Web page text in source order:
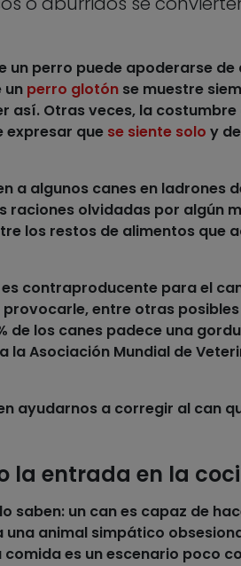
un perro puede apoderarse
un perro glotónse muestre
así. Otras veces, la
expresar que se siente solo y
a algunos canes en ladrones
raciones olvidadas por algún
los restos de alimentosque
contraproducente para el
entre otras
de los canespadece una
la Asociación Mundial de
ayudarnos a corregir al can
la entrada en la
saben: un can es capaz de
una animal simpático
comidaes un escenario poco